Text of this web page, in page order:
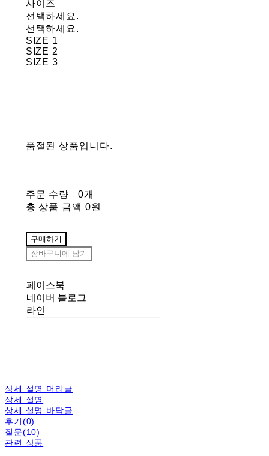
사이즈
선택하세요.
선택하세요.
SIZE 1
SIZE 2
SIZE 3
품절된 상품입니다.
주문 수량
0개
총 상품 금액 0원
구매하기
장바구니에 담기
페이스북
네이버 블로그
라인
상세 설명 머리글
상세 설명
상세 설명 바닥글
후기(0)
질문(10)
관련 상품